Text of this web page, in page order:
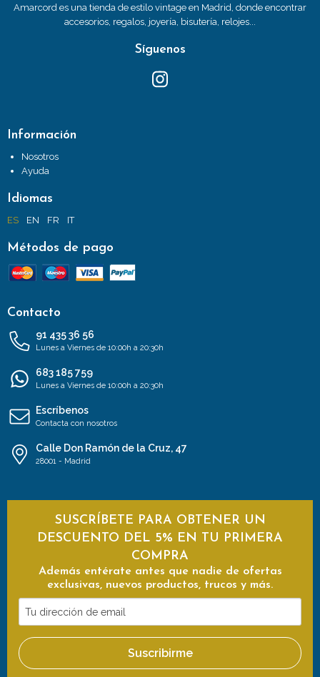
Amarcord es una tienda de estilo vintage en Madrid, donde encontrar
accesorios, regalos, joyería, bisutería, relojes...
Síguenos
Información
Nosotros
Ayuda
Idiomas
ES EN FR IT
Métodos de pago
Contacto
91 435 36 56
Lunes a Viernes de 10:00h a 20:30h
683 185 759
Lunes a Viernes de 10:00h a 20:30h
Escríbenos
Contacta con nosotros
Calle Don Ramón de la Cruz, 47
28001 - Madrid
SUSCRÍBETE PARA OBTENER UN
DESCUENTO DEL 5% EN TU PRIMERA
COMPRA
Además entérate antes que nadie de ofertas
exclusivas, nuevos productos, trucos y más.
Tu
dirección
de
email
Suscribirme